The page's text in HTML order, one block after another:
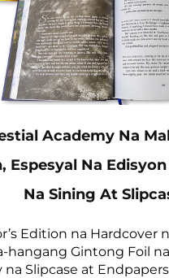
Academy Na
Espesyal Na
Na Sining At
Edition na Hardcover
hangang Gintong Foil
na Slipcase at